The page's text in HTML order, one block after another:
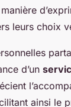
leurs choix
d’un
ainsi le